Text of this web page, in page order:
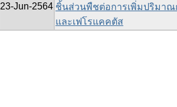
23-Jun-2564 ชิ้นส่วนพืชต่อการเพิ่มปริมาณ
และเฟโรแคคตัส